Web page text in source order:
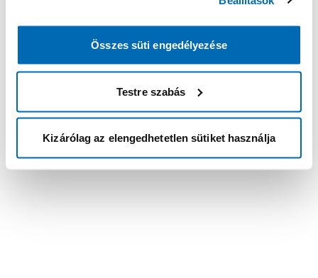
Összes süti engedélyezése
Testre szabás
Kizárólag az elengedhetetlen sütiket használja